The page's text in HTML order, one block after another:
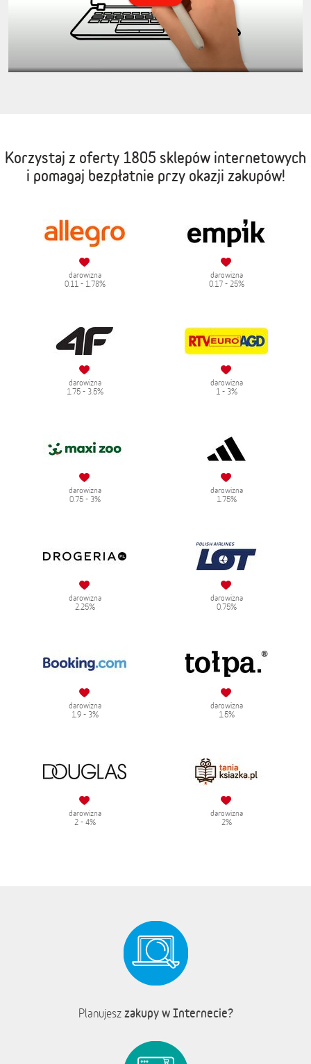
Korzystaj z oferty 1805 sklepów internetowych
i pomagaj bezpłatnie przy okazji zakupów!
darowizna
0.11 - 1.78%
darowizna
0.17 - 25%
darowizna
1.75 - 3.5%
darowizna
1 - 3%
darowizna
0.75 - 3%
darowizna
1.75%
darowizna
2.25%
darowizna
0.75%
darowizna
1.9 - 3%
darowizna
1.5%
darowizna
2 - 4%
darowizna
2%
Planujesz zakupy w Internecie?